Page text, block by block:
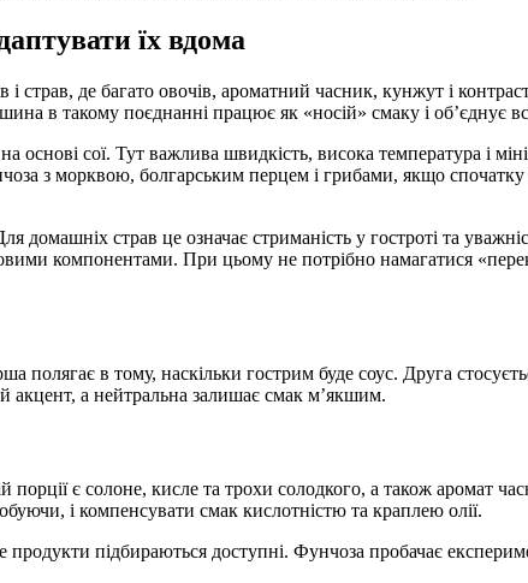
їх вдома
і страв, де багато овочів, ароматний часник, кунжут і
в такому поєднанні працює як «носій» смаку і об’єднує
сої. Тут важлива швидкість, висока температура і
з морквою, болгарським перцем і грибами, якщо
домашніх страв це означає стриманість у гостроті та
компонентами. При цьому не потрібно намагатися
в тому, наскільки гострим буде соус. Друга
акцент, а нейтральна залишає смак м’якшим.
є солоне, кисле та трохи солодкого, а також аромат
і компенсувати смак кислотністю та краплею олії.
продукти підбираються доступні. Фунчоза пробачає